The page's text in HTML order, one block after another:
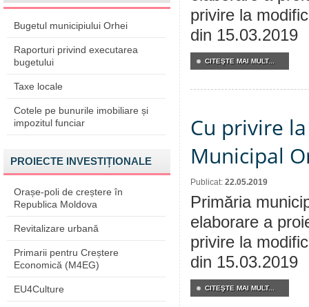
Bugetul municipiului Orhei
Raporturi privind executarea
bugetului
Taxe locale
Cotele pe bunurile imobiliare și
impozitul funciar
PROIECTE INVESTIȚIONALE
Orașe-poli de creștere în
Republica Moldova
Revitalizare urbană
Primarii pentru Creștere
Economică (M4EG)
EU4Culture
privire la
din 15.03.2019
CITEŞTE MAI MULT...
Cu privire
Municipal
Publicat: 22.05.2019
Primăria
elaborare a
privire la
din 15.03.2019
CITEŞTE MAI MULT...